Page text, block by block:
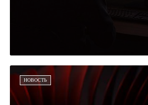
НОВОСТЬ